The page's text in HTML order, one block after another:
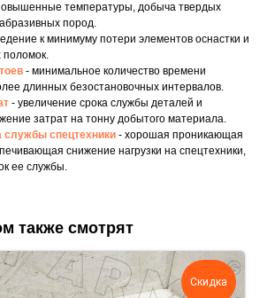
температуры, добыча твердых
пород.
к минимуму потери элементов оснастки и
поломок.
- минимальное количество времени
длинных безостановочных интервалов.
- увеличение срока службы деталей и
затрат на тонну добытого материала.
службы спецтехники - хорошая проникающая
снижение нагрузки на спецтехники,
ее службы.
также смотрят
Скидка